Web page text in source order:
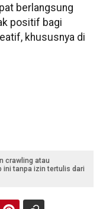
berlangsung
positif bagi
khususnya di
crawling atau
ini tanpa izin tertulis dari